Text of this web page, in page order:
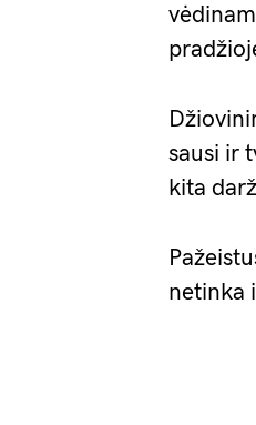
sausi ir
kita
netinka